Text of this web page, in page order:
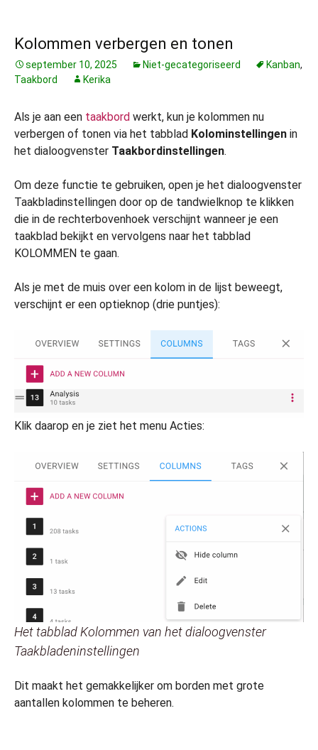
Kolommen verbergen en tonen
september 10, 2025 Niet-gecategoriseerd Kanban,
Taakbord
Kerika
Als je aan een taakbord werkt, kun je kolommen nu
verbergen of tonen via het tabblad Kolominstellingen in
het dialoogvenster Taakbordinstellingen.
Om deze functie te gebruiken, open je het dialoogvenster
Taakbladinstellingen door op de tandwielknop te klikken
die in de rechterbovenhoek verschijnt wanneer je een
taakblad bekijkt en vervolgens naar het tabblad
KOLOMMEN te gaan.
Als je met de muis over een kolom in de lijst beweegt,
verschijnt er een optieknop (drie puntjes):
Klik daarop en je ziet het menu Acties:
Het tabblad Kolommen van het dialoogvenster
Taakbladeninstellingen
Dit maakt het gemakkelijker om borden met grote
aantallen kolommen te beheren.